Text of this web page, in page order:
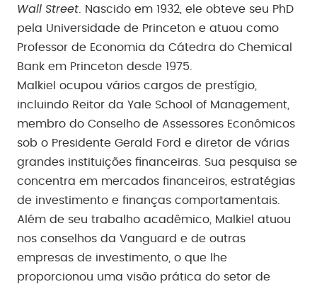
Wall Street . Nascido em 1932, ele obteve seu PhD
pela Universidade de Princeton e atuou como
Professor de Economia da Cátedra do Chemical
Bank em Princeton desde 1975.
Malkiel ocupou vários cargos de prestígio,
incluindo Reitor da Yale School of Management,
membro do Conselho de Assessores Econômicos
sob o Presidente Gerald Ford e diretor de várias
grandes instituições financeiras. Sua pesquisa se
concentra em mercados financeiros, estratégias
de investimento e finanças comportamentais.
Além de seu trabalho acadêmico, Malkiel atuou
nos conselhos da Vanguard e de outras
empresas de investimento, o que lhe
proporcionou uma visão prática do setor de